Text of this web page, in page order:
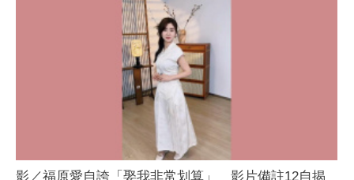
影／福原愛自誇「娶我非常划算」 影片備註12自揭